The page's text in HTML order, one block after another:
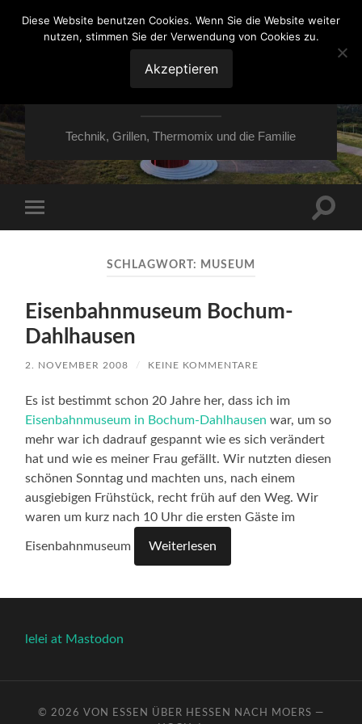
VON ESSEN ÜBER
HESSEN NACH
MOERS
Technik, Grillen, Thermomix und die Familie
Menü
SCHLAGWORT: MUSEUM
Eisenbahnmuseum Bochum-
Dahlhausen
2. NOVEMBER 2008 / KEINE KOMMENTARE
Es ist bestimmt schon 20 Jahre her, dass ich im
Eisenbahnmuseum in Bochum-Dahlhausen war, um so
mehr war ich dadrauf gespannt wie es sich verändert
hat und wie es meiner Frau gefällt. Wir nutzten diesen
schönen Sonntag und machten uns, nach einem
ausgiebigen Frühstück, recht früh auf den Weg. Wir
waren um kurz nach 10 Uhr die ersten Gäste im
Eisenbahnmuseum Weiterlesen
lelei at Mastodon
© 2026 VON ESSEN ÜBER HESSEN NACH MOERS —
Diese Website benutzen Cookies. Wenn Sie die Website weiter
nutzen, stimmen Sie der Verwendung von Cookies zu.
Akzeptieren